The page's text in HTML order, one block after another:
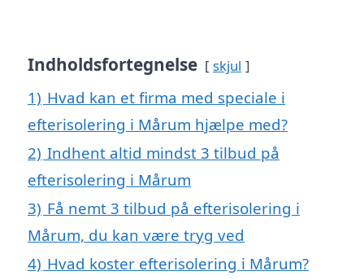
Indholdsfortegnelse skjul
1) Hvad kan et firma med speciale i
efterisolering i Mårum hjælpe med?
2) Indhent altid mindst 3 tilbud på
efterisolering i Mårum
3) Få nemt 3 tilbud på efterisolering i
Mårum, du kan være tryg ved
4) Hvad koster efterisolering i Mårum?